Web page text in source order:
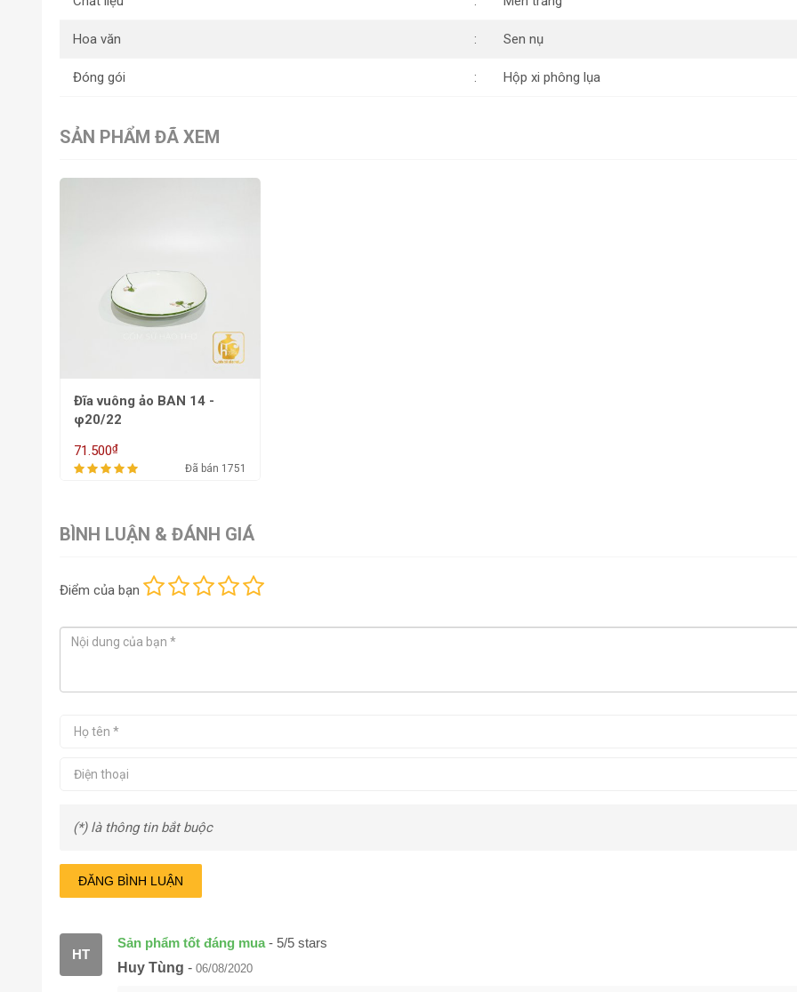
Hoa văn Sen nụ
Đóng gói Hộp xi phông lụa
SẢN PHẨM ĐÃ XEM
Đĩa vuông ảo BAN 14 -
φ20/22
71.500₫
Đã bán 1751
BÌNH LUẬN & ĐÁNH GIÁ
Điểm của bạn
(*) là thông tin bắt buộc
ĐĂNG BÌNH LUẬN
Sản phẩm tốt đáng mua- 5/5 stars
HT
Huy Tùng - 06/08/2020